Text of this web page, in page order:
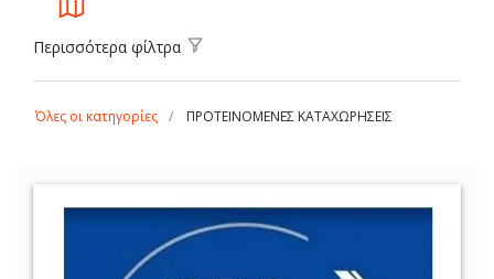
Περισσότερα φίλτρα
Όλες οι κατηγορίες ΠΡΟΤΕΙΝΟΜΕΝΕΣ ΚΑΤΑΧΩΡΗΣΕΙΣ